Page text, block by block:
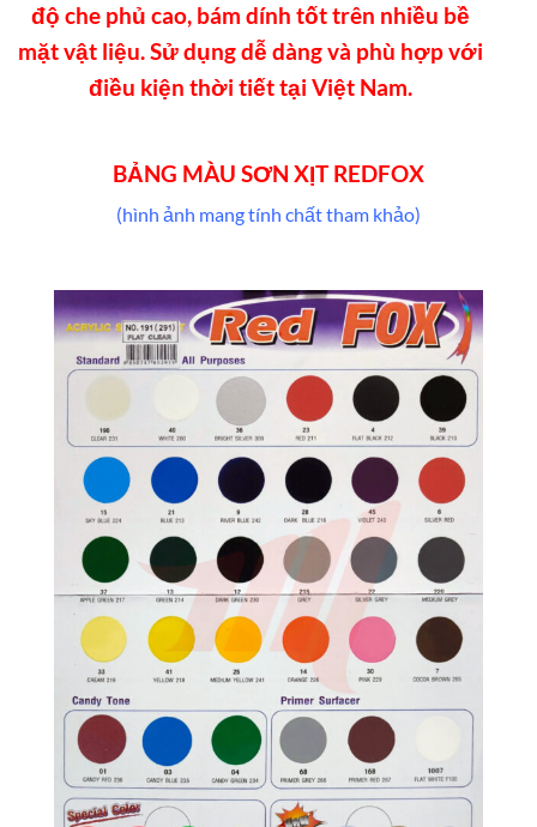
độ che phủ cao, bám dính tốt trên nhiều bề
mặt vật liệu. Sử dụng dễ dàng và phù hợp với
điều kiện thời tiết tại Việt Nam.
BẢNG MÀU SƠN XỊT REDFOX
(hình ảnh mang tính chất tham khảo)